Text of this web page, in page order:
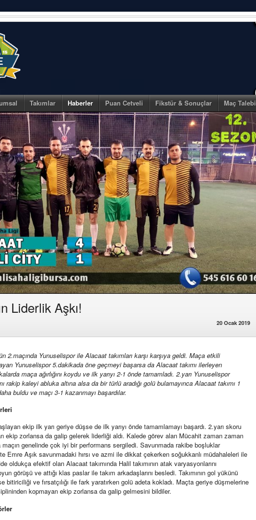
Takımlar Haberler Puan Cetveli Fikstür & Sonuçlar Maç Talebi
Liderlik Aşkı!
20 Ocak 2019
2.maçında Yunuselispor ile Alacaat takımları karşı karşıya geldi. Maça etkili
Yunuselispor 5.dakikada öne geçmeyi başarsa da Alacaat takımı ilerleyen
maça ağırlığını koydu ve ilk yarıyı 2-1 önde tamamladı. 2.yarı Yunuselispor
rakip kaleyi abluka altına alsa da bir türlü aradığı golü bulamayınca Alacaat takımı 1
buldu ve maçı 3-1 kazanmayı başardılar.
ekip ilk yarı geriye düşse de ilk yarıyı önde tamamlamayı başardı. 2.yarı skoru
ekip zorlansa da galip gelerek liderliği aldı. Kalede görev alan Mücahit zaman zaman
genelinde çok iyi bir performans sergiledi. Savunmada rakibe boşluklar
Emre Aşık savunmadaki hırsı ve azmi ile dikkat çekerken soğukkanlı müdahaleleri ile
oldukça efektif olan Alacaat takımında Halil takımının atak varyasyonlarını
görüşü ve attığı klas paslar ile takım arkadaşlarını besledi. Takımının gol yükünü
bitiriciliği ve fırsatçılığı ile fark yaratırken golü adeta kokladı. Maçta geriye düşmelerine
kopmayan ekip zorlansa da galip gelmesini bildiler.